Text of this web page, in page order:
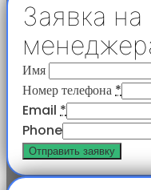
Заявка
Имя
Номер телефона*
Email *
Phone
Отправить заявку